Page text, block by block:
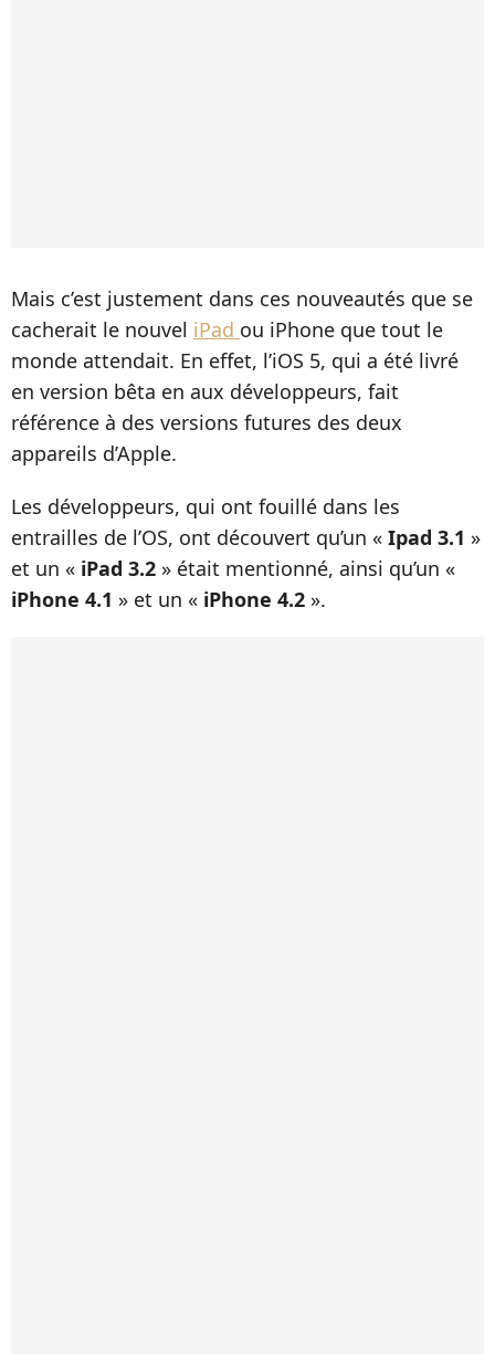
Mais c’est justement dans ces nouveautés que se
cacherait le nouvel iPad ou iPhone que tout le
monde attendait. En effet, l’iOS 5, qui a été livré
en version bêta en aux développeurs, fait
référence à des versions futures des deux
appareils d’Apple.
Les développeurs, qui ont fouillé dans les
entrailles de l’OS, ont découvert qu’un « Ipad 3.1 »
et un « iPad 3.2 » était mentionné, ainsi qu’un «
iPhone 4.1 » et un « iPhone 4.2 ».